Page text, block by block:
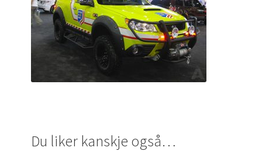
Du liker kanskje også…